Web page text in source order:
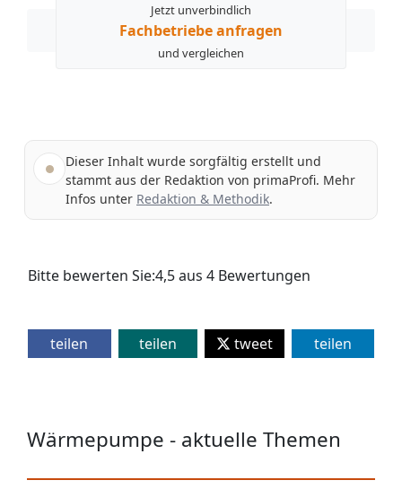
Jetzt unverbindlich
Fachbetriebe anfragen
und vergleichen
Dieser Inhalt wurde sorgfältig erstellt und
stammt aus der Redaktion von primaProfi. Mehr
Infos unter Redaktion & Methodik.
Bitte bewerten Sie:4,5aus 4 Bewertungen
teilen teilen tweet teilen
Wärmepumpe - aktuelle Themen